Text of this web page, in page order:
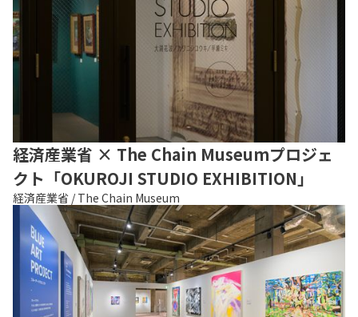
経済産業省 × The Chain Museumプロジェ
クト「OKUROJI STUDIO EXHIBITION」
経済産業省 / The Chain Museum